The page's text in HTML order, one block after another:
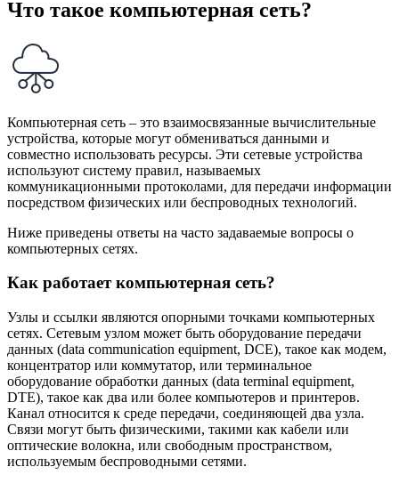
Что такое компьютерная сеть?
Компьютерная сеть – это взаимосвязанные вычислительные
устройства, которые могут обмениваться данными и
совместно использовать ресурсы. Эти сетевые устройства
используют систему правил, называемых
коммуникационными протоколами, для передачи информации
посредством физических или беспроводных технологий.
Ниже приведены ответы на часто задаваемые вопросы о
компьютерных сетях.
Как работает компьютерная сеть?
Узлы и ссылки являются опорными точками компьютерных
сетях. Сетевым узлом может быть оборудование передачи
данных (data communication equipment, DCE), такое как модем,
концентратор или коммутатор, или терминальное
оборудование обработки данных (data terminal equipment,
DTE), такое как два или более компьютеров и принтеров.
Канал относится к среде передачи, соединяющей два узла.
Связи могут быть физическими, такими как кабели или
оптические волокна, или свободным пространством,
используемым беспроводными сетями.